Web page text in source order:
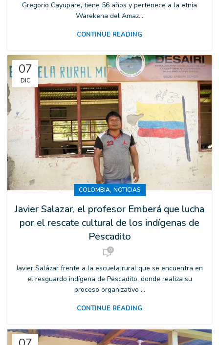
Gregorio Cayupare, tiene 56 años y pertenece a la etnia
Warekena del Amaz...
CONTINUE READING
07
DIC
COLOMBIA, NOTICIAS
Javier Salazar, el profesor Emberá que lucha
por el rescate cultural de los indígenas de
Pescadito
0
Javier Salázar frente a la escuela rural que se encuentra en
el resguardo indígena de Pescadito, donde realiza su
proceso organizativo ...
CONTINUE READING